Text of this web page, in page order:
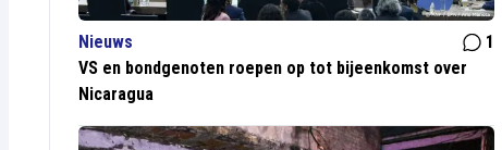
Nieuws
1
VS en bondgenoten roepen op tot bijeenkomst over
Nicaragua